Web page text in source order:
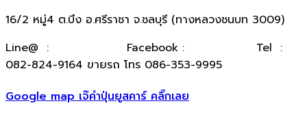
16/2 หมู่4 ต.บึง อ.ศรีราชา จ.ชลบุรี (ทางหลวงชนบท 3009)
​Line@ :
Facebook :
Tel :
082-824-9164 ขายรถ โทร 086-353-9995
Google map เจ๊คำปุ่นยูสคาร์ คลิ๊กเลย